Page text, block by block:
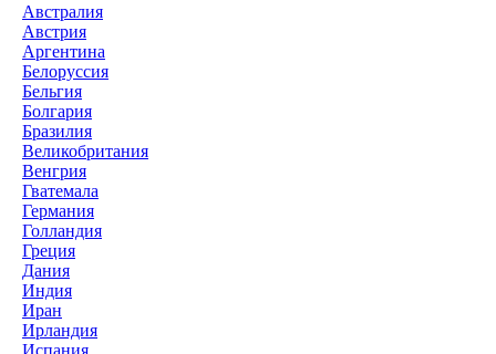
Австралия
Австрия
Аргентина
Белоруссия
Бельгия
Болгария
Бразилия
Великобритания
Венгрия
Гватемала
Германия
Голландия
Греция
Дания
Индия
Иран
Ирландия
Испания